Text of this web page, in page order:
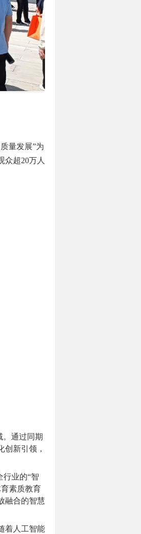
量发展”为
众超20万人
通过同期
新引领，
行业的“智
素质教育
融合的智慧
着人工智能